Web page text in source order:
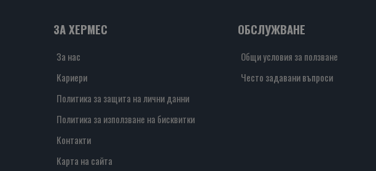
ЗА ХЕРМЕС
За нас
Кариери
Политика за защита на лични данни
Политика за използване на бисквитки
Контакти
Карта на сайта
ОБСЛУЖВАНЕ
Общи условия за ползване
Често задавани въпроси